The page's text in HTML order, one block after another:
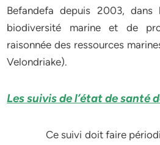
Befandefa depuis 2003,
biodiversité marine et de
raisonnée des ressources
Velondriake).
Les suivis de l’état de santé
Ce suivi doit faire